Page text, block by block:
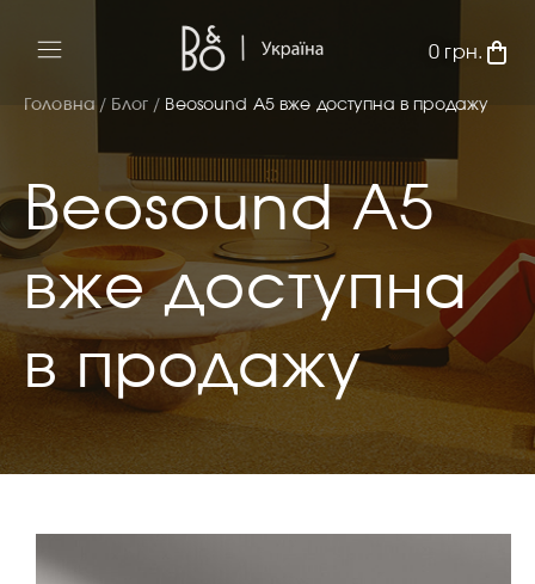
0 грн.
Головна / Блог / Beosound A5 вже доступна в продажу
Beosound A5
вже доступна
в продажу